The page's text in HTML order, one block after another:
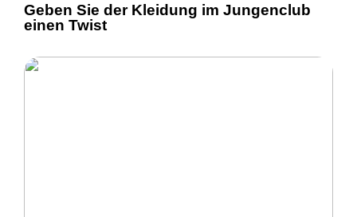
Geben Sie der Kleidung im Jungenclub
einen Twist